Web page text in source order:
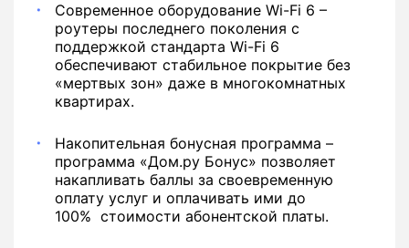
Современное оборудование Wi-Fi 6 –
роутеры последнего поколения с
поддержкой стандарта Wi-Fi 6
обеспечивают стабильное покрытие без
«мертвых зон» даже в многокомнатных
квартирах.
Накопительная бонусная программа –
программа «Дом.ру Бонус» позволяет
накапливать баллы за своевременную
оплату услуг и оплачивать ими до
100% стоимости абонентской платы.